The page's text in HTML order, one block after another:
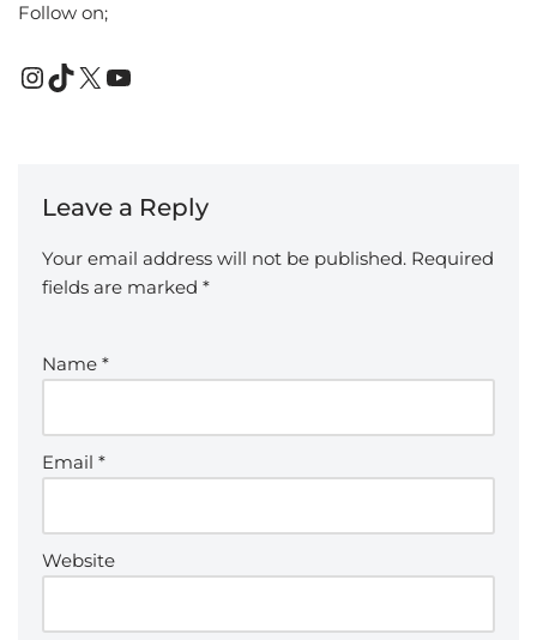
Follow on;
Leave a Reply
Your email address will not be published. Required
fields are marked *
Name *
Email *
Website